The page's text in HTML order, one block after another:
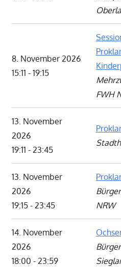
8. November 2026
15:11 - 19:15
FWH
13. November
2026
19:11 - 23:45
13. November
2026
19:15 - 23:45
NRW
14. November
2026
18:00 - 23:59